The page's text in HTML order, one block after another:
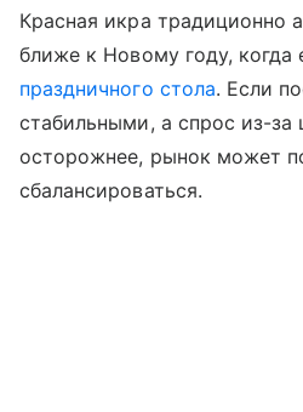
Красная икра традиционно
ближе к Новому году, когда
праздничного стола. Если
стабильными, а спрос из-за
осторожнее, рынок может
сбалансироваться.